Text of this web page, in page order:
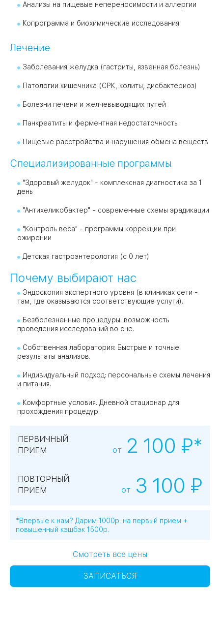
Анализы на пищевые непереносимости и аллергии
Копрограмма и биохимические исследования
Лечение
Заболевания желудка (гастриты, язвенная болезнь)
Патологии кишечника (СРК, колиты, дисбактериоз)
Болезни печени и желчевыводящих путей
Панкреатиты и ферментная недостаточность
Пищевые расстройства и нарушения обмена веществ
Специализированные программы
"Здоровый желудок" - комплексная диагностика за 1
день
"Антихеликобактер" - современные схемы эрадикации
"Контроль веса" - программы коррекции при
ожирении
Детская гастроэнтерология (с 0 лет)
Почему выбирают нас
Эндоскопия экспертного уровня (в клиниках сети -
там, где оказываются соответствующие услуги).
Безболезненные процедуры: возможность
проведения исследований во сне.
Собственная лаборатория: Быстрые и точные
результаты анализов.
Индивидуальный подход: персональные схемы лечения
и питания.
Комфортные условия. Дневной стационар для
прохождения процедур.
ПЕРВИЧНЫЙ
ПРИЕМ
от 2 100 ₽*
ПОВТОРНЫЙ
ПРИЕМ
от 3 100 ₽
*Впервые к нам? Дарим 1000р. на первый прием +
повышенный кэшбэк 1500р.
Смотреть все цены
ЗАПИСАТЬСЯ